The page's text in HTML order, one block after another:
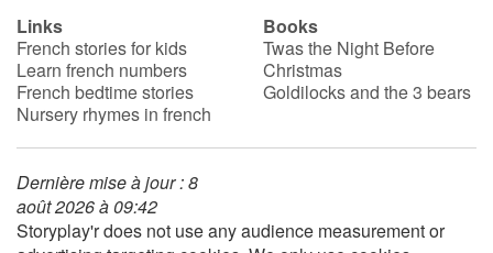
Links
French stories for kids
Learn french numbers
French bedtime stories
Nursery rhymes in french
Books
Twas the Night Before
Christmas
Goldilocks and the 3 bears
Dernière mise à jour : 8
août 2026 à 09:42
Storyplay'r does not use any audience measurement or